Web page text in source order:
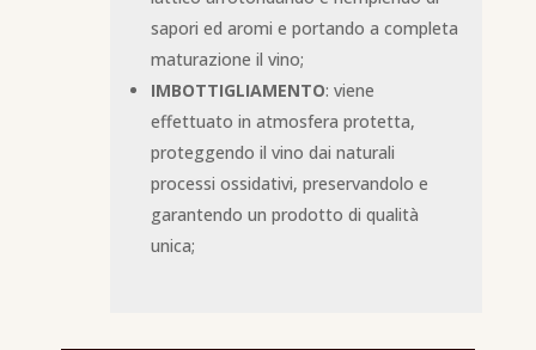
sapori ed aromi e portando a completa
maturazione il vino;
IMBOTTIGLIAMENTO: viene
effettuato in atmosfera protetta,
proteggendo il vino dai naturali
processi ossidativi, preservandolo e
garantendo un prodotto di qualità
unica;